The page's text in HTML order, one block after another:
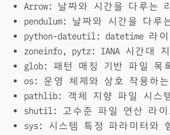
Arrow: 날짜와 시간을 다루는
pendulum: 날짜와 시간을 다루
python-dateutil: datetime 라이
zoneinfo, pytz: IANA 시간대
glob: 패턴 매칭 기반 파일 목
os: 운영 체제와 상호 작용하는
pathlib: 객체 지향 파일 시스
shutil: 고수준 파일 연산 라이
sys: 시스템 특정 파라미터와